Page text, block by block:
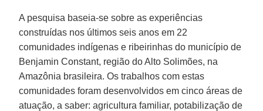
A pesquisa baseia-se sobre as experiências
construídas nos últimos seis anos em 22
comunidades indígenas e ribeirinhas do município de
Benjamin Constant, região do Alto Solimões, na
Amazônia brasileira. Os trabalhos com estas
comunidades foram desenvolvidos em cinco áreas de
atuação, a saber: agricultura familiar, potabilização de